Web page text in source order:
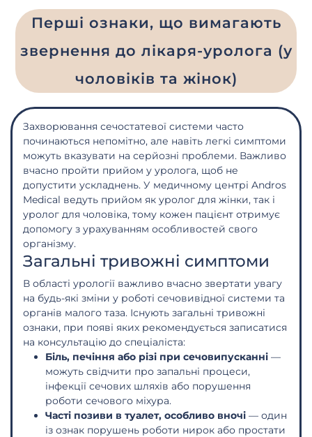
Перші ознаки, що вимагають
звернення до лікаря-уролога (у
чоловіків та жінок)
Захворювання сечостатевої системи часто
починаються непомітно, але навіть легкі симптоми
можуть вказувати на серйозні проблеми. Важливо
вчасно пройти прийом у уролога, щоб не
допустити ускладнень. У медичному центрі Andros
Medical ведуть прийом як уролог для жінки, так і
уролог для чоловіка, тому кожен пацієнт отримує
допомогу з урахуванням особливостей свого
організму.
Загальні тривожні симптоми
В області урології важливо вчасно звертати увагу
на будь-які зміни у роботі сечовивідної системи та
органів малого таза. Існують загальні тривожні
ознаки, при появі яких рекомендується записатися
на консультацію до спеціаліста:
Біль, печіння або різі при сечовипусканні —
можуть свідчити про запальні процеси,
інфекції сечових шляхів або порушення
роботи сечового міхура.
Часті позиви в туалет, особливо вночі — один
із ознак порушень роботи нирок або простати